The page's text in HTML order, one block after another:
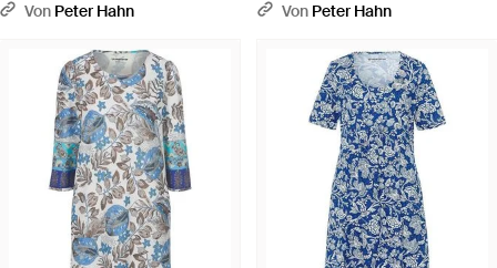
Von Peter Hahn
Von Peter Hahn